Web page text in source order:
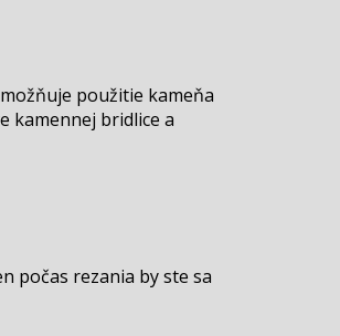
použitie kameňa
kamennej bridlice a
počas rezania by ste sa